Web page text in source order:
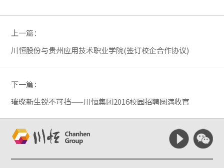
上一篇：
川恒股份与贵州应用技术职业学院(签订校企合作协议)
下一篇：
璀璨新生锐不可挡——川恒集团2016校园招聘圆满收官